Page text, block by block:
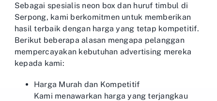
Sebagai spesialis neon box dan huruf timbul di
Serpong, kami berkomitmen untuk memberikan
hasil terbaik dengan harga yang tetap kompetitif.
Berikut beberapa alasan mengapa pelanggan
mempercayakan kebutuhan advertising mereka
kepada kami:
Harga Murah dan Kompetitif
Kami menawarkan harga yang terjangkau